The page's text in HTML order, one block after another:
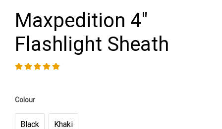
Maxpedition 4"
Flashlight Sheath
Colour
Black Khaki